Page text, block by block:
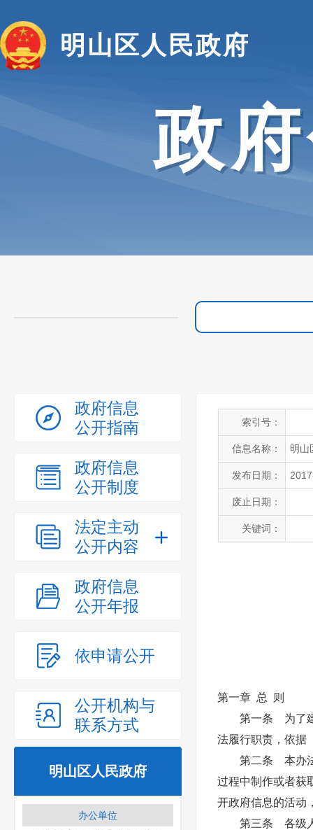
明山区人民政府
政
政府信息
公开指南
政府信息
公开制度
法定主动
公开内容
政府信息
公开年报
依申请公开
公开机构与
联系方式
明山区人民政府
办公单位
索引号：
信息名称： 明山
发布日期：
废止日期：
关键词：
第一章 总 则
第一条 为了建立
法履行职责，依据
第二条 本办法所
过程中制作或者获
开政府信息的活动
第三条 各级人民